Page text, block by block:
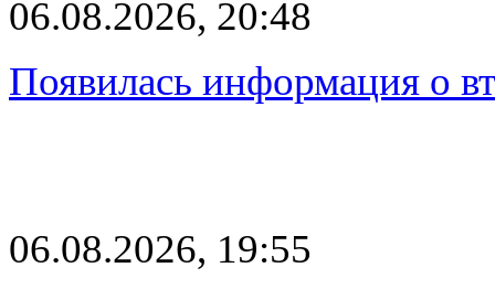
06.08.2026, 20:48
Появилась информация о
06.08.2026, 19:55